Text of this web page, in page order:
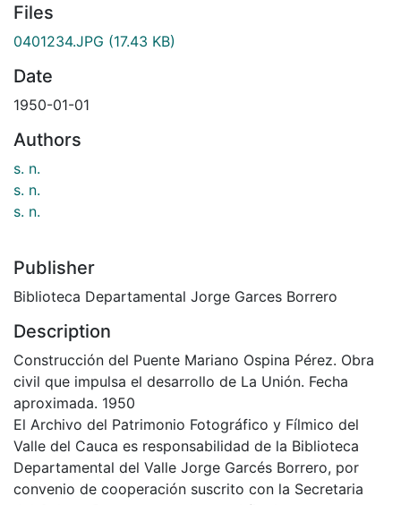
Files
0401234.JPG (17.43 KB)
Date
1950-01-01
Authors
s. n.
s. n.
s. n.
Publisher
Biblioteca Departamental Jorge Garces Borrero
Description
Construcción del Puente Mariano Ospina Pérez. Obra
civil que impulsa el desarrollo de La Unión. Fecha
aproximada. 1950
El Archivo del Patrimonio Fotográfico y Fílmico del
Valle del Cauca es responsabilidad de la Biblioteca
Departamental del Valle Jorge Garcés Borrero, por
convenio de cooperación suscrito con la Secretaria